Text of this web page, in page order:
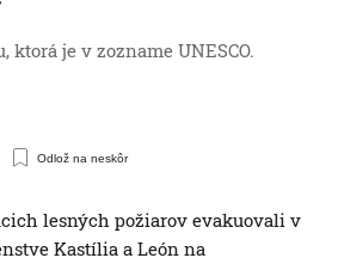
je v zozname UNESCO.
Odlož na neskôr
lesných požiarov evakuovali v
Kastília a León na